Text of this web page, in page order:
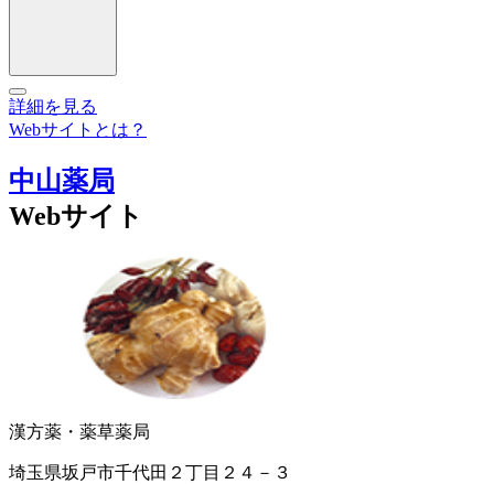
詳細を見る
Webサイトとは？
中山薬局
Webサイト
漢方薬・薬草薬局
埼玉県坂戸市千代田２丁目２４－３